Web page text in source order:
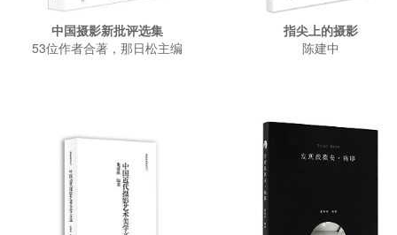
中国摄影新批评选集
53位作者合著，那日松主编
指尖上的摄影
陈建中